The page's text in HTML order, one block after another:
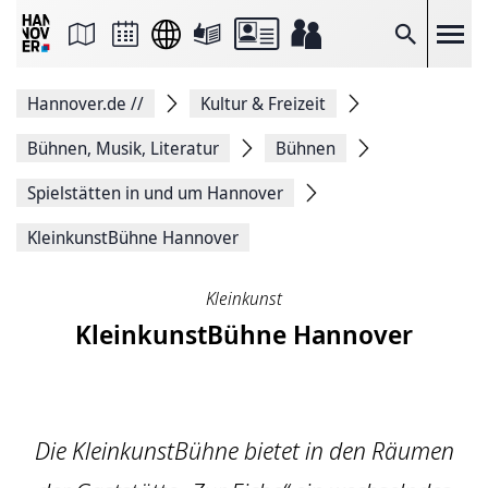
Suche
Seite
Facebook
teilen
Seitenlink
Seite
Hannover.de //
Kultur & Freizeit
Bühnen, Musik, Literatur
Bühnen
Spielstätten in und um Hannover
KleinkunstBühne Hannover
Kleinkunst
KleinkunstBühne Hannover
Die KleinkunstBühne bietet in den Räumen